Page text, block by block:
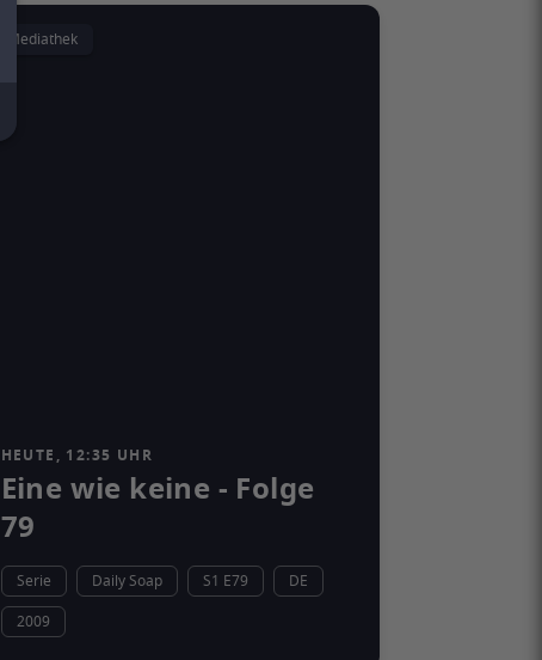
Mediathek
HEUTE, 12:35 UHR
Eine wie keine - Folge
79
Serie Daily Soap S1 E79
DE
2009